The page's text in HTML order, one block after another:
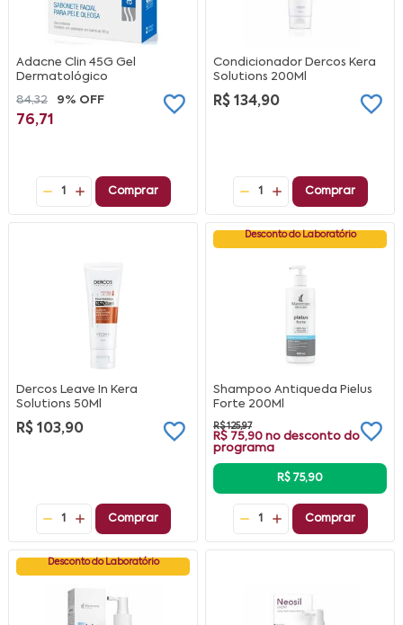
Adacne Clin 45G Gel
Dermatológico
84,32
9% OFF
76,71
1 Comprar
Condicionador Dercos Kera
Solutions 200Ml
R$ 134,90
1 Comprar
Dercos Leave In Kera
Solutions 50Ml
R$ 103,90
1 Comprar
Desconto do Laboratório
Shampoo Antiqueda Pielus
Forte 200Ml
R$ 125,97
R$ 75,90 no desconto do
programa
R$ 75,90
1 Comprar
Desconto do Laboratório